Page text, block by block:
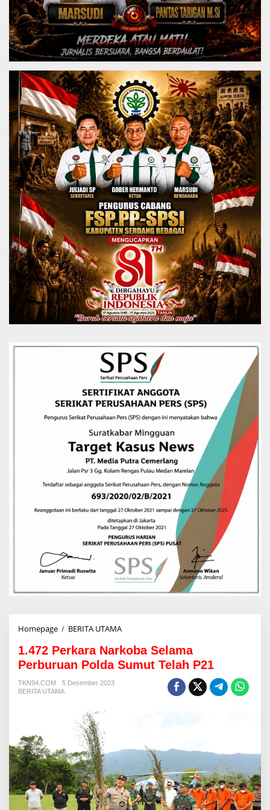
Homepage / BERITA UTAMA
4
7
2
a
r
k
o
1.472 Perkara Narkoba Selama
Perburuan Polda Sumut Telah P21
TKN94.COM
5 Desember 2023
BERITA UTAMA